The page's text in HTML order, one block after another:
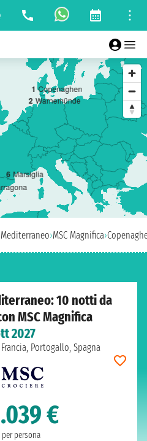
1 Copenaghen
2 Warnemünde
6 Marsiglia
Mediterraneo›MSC Magnifica›
10 notti da
MSC Magnifica
2027
Portogallo, Spagna
€
per persona